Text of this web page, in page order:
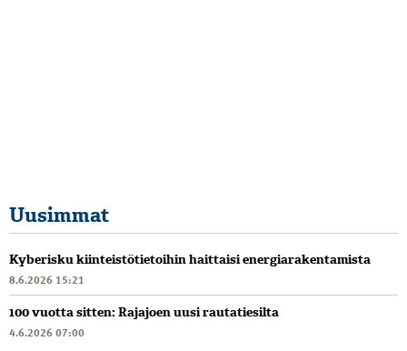
Uusimmat
Kyberisku kiinteistötietoihin haittaisi energiarakentamista
8.6.2026 15:21
100 vuotta sitten: Rajajoen uusi rautatiesilta
4.6.2026 07:00